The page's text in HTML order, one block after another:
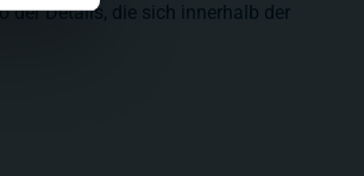
der Details, die sich innerhalb der